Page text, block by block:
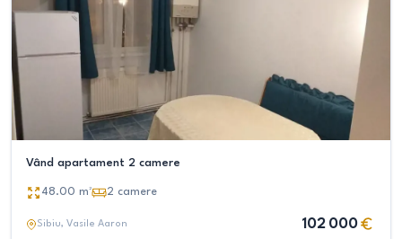
Vând apartament 2 camere
48.00 m² 2 camere
Sibiu, Vasile Aaron 102 000